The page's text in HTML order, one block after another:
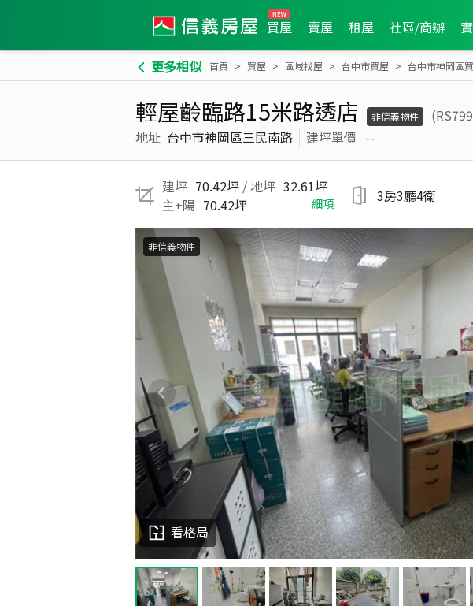
買屋 賣屋 租屋 社區/商辦
更多相似 首頁 買屋 區域找屋 台中市買屋 台中市神岡區
輕屋齡臨路15米路透店 非信義物件
地址 台中市神岡區三民南路 建坪單價 --
建坪 70.42坪 / 地坪 32.61坪
主+陽 70.42坪 細項 3房3廳4衛
看格局
非信義物件